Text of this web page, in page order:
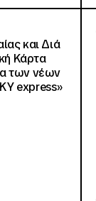
και Διά
Κάρτα
των νέων
express»